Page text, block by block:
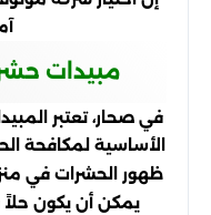
مبيدات
في صحار، تعتبر
الأساسية لمكافحة
ظهور الحشرات في
يمكن أن يكون حلاً